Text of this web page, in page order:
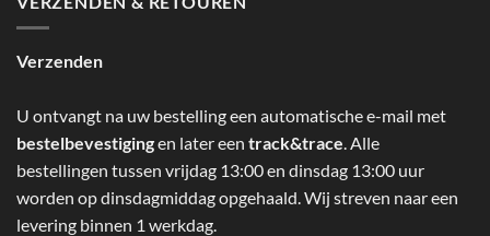
Verzenden
U ontvangt na uw bestelling een automatische e-mail met
bestelbevestigingen later een track&trace. Alle
bestellingen tussen vrijdag 13:00 en dinsdag 13:00 uur
worden op dinsdagmiddag opgehaald. Wij streven naar een
levering binnen 1 werkdag.